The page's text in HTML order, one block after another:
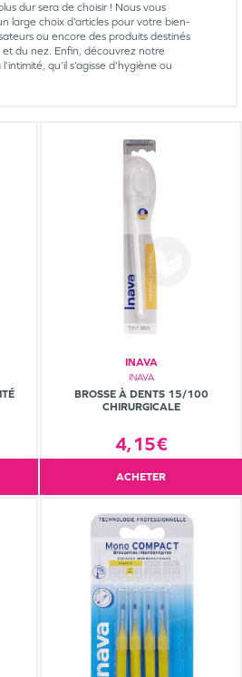
dur sera de choisir ! Nous vous
large choix d’articles pour votre bien-
ou encore des produits destinés
et du nez. Enfin, découvrez notre
qu’il s’agisse d’hygiène ou
INAVA
INAVA
BROSSE À DENTS 15/100
CHIRURGICALE
4,15€
ACHETER